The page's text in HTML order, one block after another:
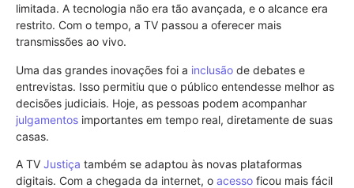
limitada. A tecnologia não era tão avançada, e o alcance era
restrito. Com o tempo, a TV passou a oferecer mais
transmissões ao vivo.
Uma das grandes inovações foi a inclusão de debates e
entrevistas. Isso permitiu que o público entendesse melhor as
decisões judiciais. Hoje, as pessoas podem acompanhar
julgamentos importantes em tempo real, diretamente de suas
casas.
A TV Justiça também se adaptou às novas plataformas
digitais. Com a chegada da internet, o acesso ficou mais fácil